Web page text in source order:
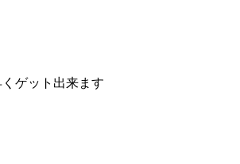
ゲット出来ます